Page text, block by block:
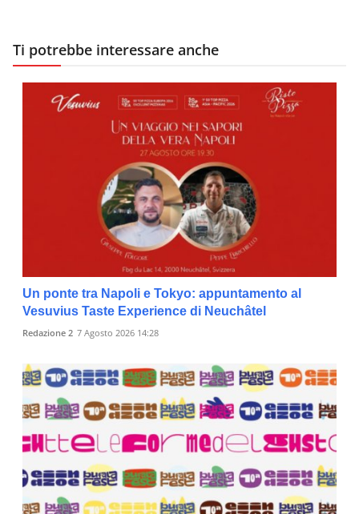
Ti potrebbe interessare anche
Un ponte tra Napoli e Tokyo: appuntamento al
Vesuvius Taste Experience di Neuchâtel
Redazione 2 7 Agosto 2026 14:28